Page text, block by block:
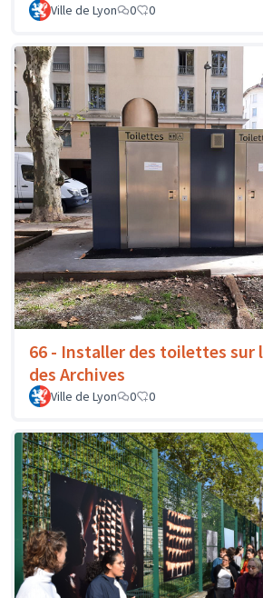
Ville de Lyon 0 0
66 - Installer des toilettes sur
des Archives
Ville de Lyon 0 0